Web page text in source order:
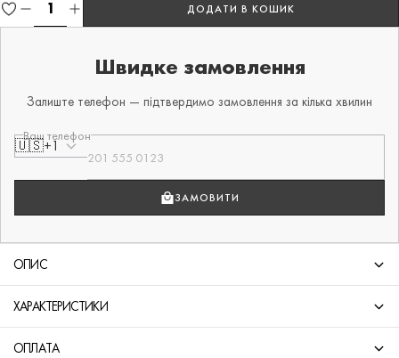
ДОДАТИ В КОШИК
Швидке замовлення
Залиште телефон — підтвердимо замовлення за кілька хвилин
Ваш телефон
🇺🇸+1
ЗАМОВИТИ
ОПИС
ХАРАКТЕРИСТИКИ
ОПЛАТА